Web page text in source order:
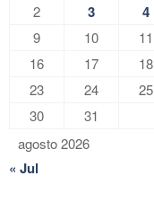
agosto 2026
2 3 4
9 10 11
16
17 18
23
24 25
30
31
« Jul